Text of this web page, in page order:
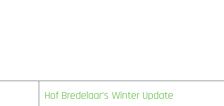
Hof Bredelaar’s Winter Update